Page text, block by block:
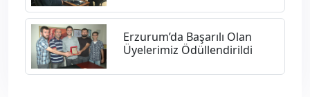
Erzurum’da Başarılı Olan
Üyelerimiz Ödüllendirildi